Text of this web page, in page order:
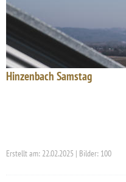
Hinzenbach Samstag
Erstellt am: 22.02.2025 | Bilder: 100